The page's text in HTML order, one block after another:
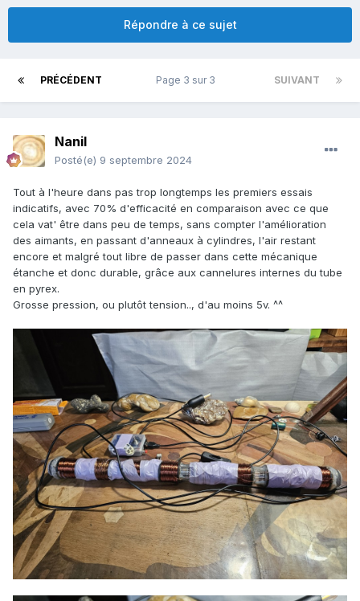
Répondre à ce sujet
PRÉCÉDENT SUIVANT
Page 3 sur 3
Nanil
Posté(e) 9 septembre 2024
Tout à l'heure dans pas trop longtemps les premiers essais
indicatifs, avec 70% d'efficacité en comparaison avec ce que
cela vat' être dans peu de temps, sans compter l'amélioration
des aimants, en passant d'anneaux à cylindres, l'air restant
encore et malgré tout libre de passer dans cette mécanique
étanche et donc durable, grâce aux cannelures internes du tube
en pyrex.
Grosse pression, ou plutôt tension.., d'au moins 5v. ^^